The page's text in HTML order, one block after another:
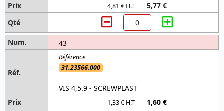
4,81 € H.T 5,77 €
43
31.23566.000
VIS 4,5.9 - SCREWPLAST
1,33 € H.T 1,60 €